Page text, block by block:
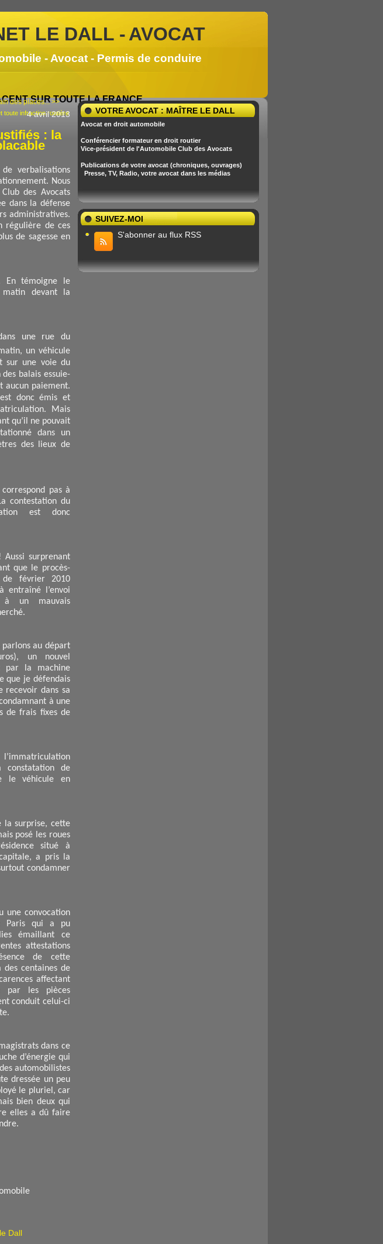
LE DALL -AVOCAT
- Avocat - Permis de conduire
SUR TOUTE LA FRANCE
toute infraction routière
des places... >>
4 avril 2013
: la
verbalisations
Nous
des Avocats
dans la défense
administratives.
régulière de ces
de sagesse en
En témoigne le
matin devant la
une rue du
un véhicule
sur une voie du
balais essuie-
aucun paiement.
donc émis et
Mais
qu’il ne pouvait
dans un
des lieux de
pas à
contestation du
est donc
surprenant
que le procès-
février 2010
entraîné l’envoi
à un mauvais
parlons au départ
un nouvel
par la machine
que je défendais
recevoir dans sa
à une
de frais fixes de
de
le véhicule en
la surprise, cette
posé les roues
situé à
a pris la
condamner
une convocation
Paris qui a pu
émaillant ce
attestations
de cette
centaines de
affectant
par les pièces
conduit celui-ci
dans ce
d’énergie qui
automobilistes
dressée un peu
le pluriel, car
bien deux qui
elles a dû faire
VOTRE AVOCAT : MAÎTRE LE DALL
Avocat en droit automobile
Conférencier formateur en droit routier
Vice-président de l'Automobile Club des Avocats
Publications de votre avocat (chroniques, ouvrages)
Presse, TV, Radio, votre avocat dans les médias
SUIVEZ-MOI
S'abonner au flux RSS